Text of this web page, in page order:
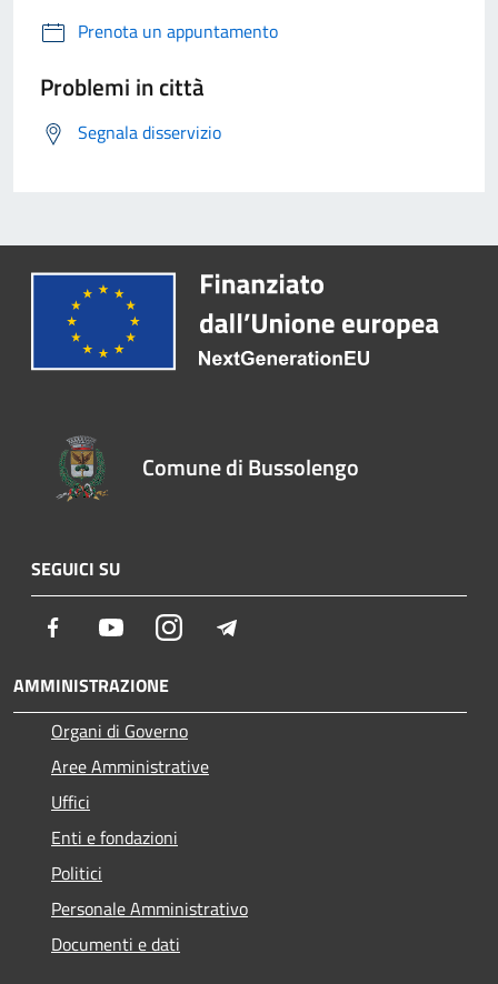
Prenota un appuntamento
Problemi in città
Segnala disservizio
Comune di Bussolengo
SEGUICI SU
Facebook YoutubeInstagram
AMMINISTRAZIONE
Organi di Governo
Aree Amministrative
Uffici
Enti e fondazioni
Politici
Personale Amministrativo
Documenti e dati